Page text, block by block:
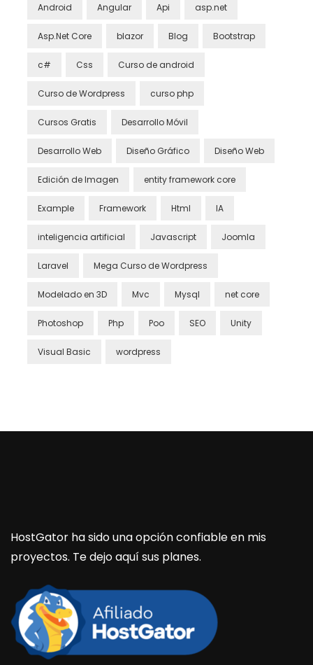
Android Angular Api asp.net
Asp.Net Core blazor Blog Bootstrap
c# Css Curso de android
Curso de Wordpress curso php
Cursos Gratis Desarrollo Móvil
Desarrollo Web Diseño Gráfico Diseño Web
Edición de Imagen entity framework core
Example Framework Html IA
inteligencia artificial Javascript Joomla
Laravel Mega Curso de Wordpress
Modelado en 3D Mvc Mysql net core
Photoshop Php Poo SEO Unity
Visual Basic wordpress
HostGator ha sido una opción confiable en mis
proyectos. Te dejo aquí sus planes.